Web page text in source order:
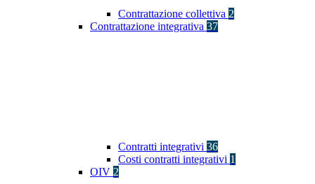
Contrattazione collettiva 2
Contrattazione integrativa 37
Contratti integrativi 36
Costi contratti integrativi 1
OIV 2